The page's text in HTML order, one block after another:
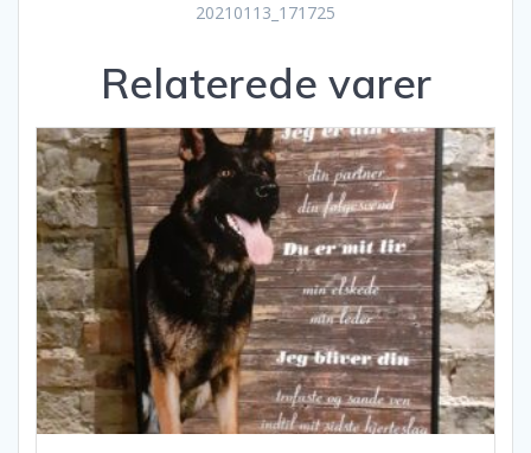
20210113_171725
Relaterede varer